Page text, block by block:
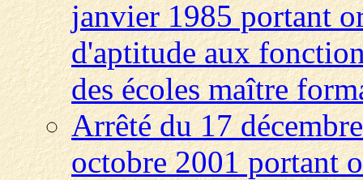
janvier 1985 portant
d'aptitude aux
des écoles maître
Arrêté du 17
octobre 2001 portant